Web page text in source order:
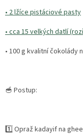
• 2 lžíce pistáciové pasty
• cca 15 velkých datlí
• 100 g kvalitní čokolády
🥣 Postup:
1️⃣ Opraž kadayif na